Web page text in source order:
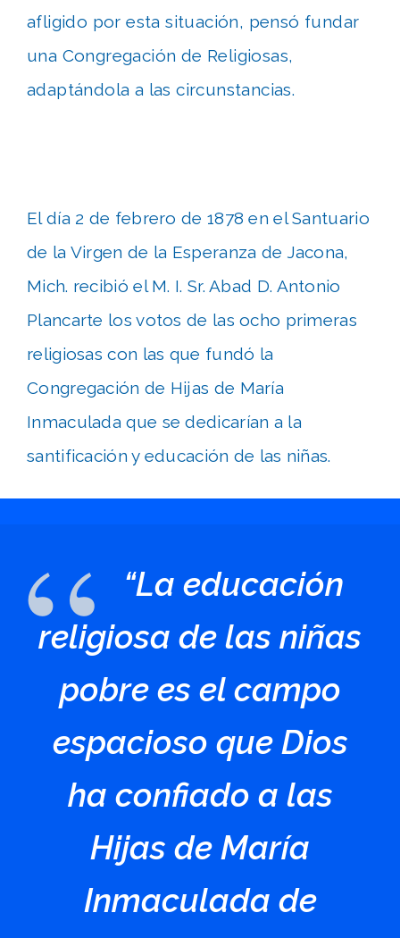
afligido por esta situación, pensó fundar
una Congregación de Religiosas,
adaptándola a las circunstancias.
El día 2 de febrero de 1878 en el Santuario
de la Virgen de la Esperanza de Jacona,
Mich. recibió el M. I. Sr. Abad D. Antonio
Plancarte los votos de las ocho primeras
religiosas con las que fundó la
Congregación de Hijas de María
Inmaculada que se dedicarían a la
santificación y educación de las niñas.
“La educación
religiosa de las niñas
pobre es el campo
espacioso que Dios
ha confiado a las
Hijas de María
Inmaculada de